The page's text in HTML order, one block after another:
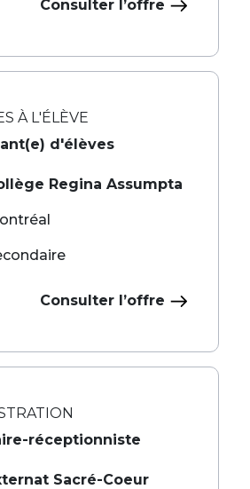
Consulter l’offre
À L'ÉLÈVE
d'élèves
Regina Assumpta
Consulter l’offre
réceptionniste
Sacré-Coeur